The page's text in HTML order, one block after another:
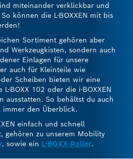
miteinander verklickbar und
können die L-BOXXEN mit bis
Sortiment gehören aber
Werkzeugkisten, sondern auch
Einlagen für unsere
auch für Kleinteile wie
Scheiben bieten wir eine
BOXX 102 oder die i-BOXXEN
ausstatten. So behältst du auch
den Überblick.
einfach und schnell
gehören zu unserem Mobility
, sowie ein L-BOXX Roller.